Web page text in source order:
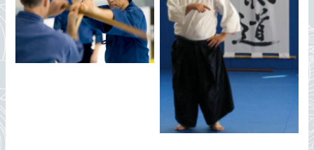
Stéphane Benedetti
Lorenzo TRAINELLI son
Frère d’Arme